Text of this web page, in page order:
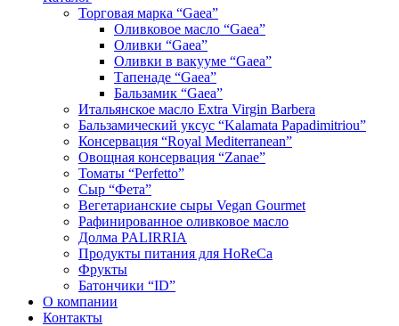
Торговая марка “Gaea”
Оливковое масло “Gaea”
Оливки “Gaea”
Оливки в вакууме “Gaea”
Тапенаде “Gaea”
Бальзамик “Gaea”
Итальянское масло Extra Virgin Barbera
Бальзамический уксус “Kalamata Papadimitriou”
Консервация “Royal Mediterranean”
Овощная консервация “Zanae”
Томаты “Perfetto”
Сыр “Фета”
Вегетарианские сыры Vegan Gourmet
Рафинированное оливковое масло
Долма PALIRRIA
Продукты питания для HoReCa
Фрукты
Батончики “ID”
О компании
Контакты